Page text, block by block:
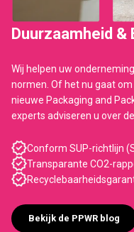
Duurzaamheid &
Wij helpen uw
normen. Of het nu gaat
nieuwe Packaging and
experts adviseren u over
Conform SUP-richtlijn
Transparante CO2-
Bekijk de PPWR blog